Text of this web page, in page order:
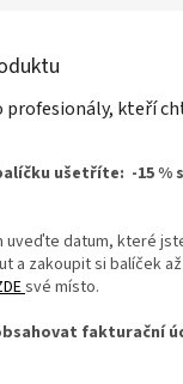
kteří
ušetříte: -15 %
uveďte datum, které
a zakoupit si balíček
své místo.
fakturační